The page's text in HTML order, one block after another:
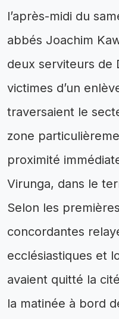
l’après-midi du
abbés Joachim
deux serviteurs de
victimes d’un
traversaient le
zone
proximité
Virunga, dans le
Selon les
concordantes
ecclésiastiques et
avaient quitté la
la matinée à bord